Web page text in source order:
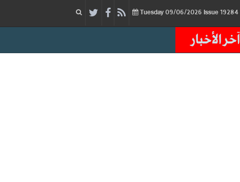
09/06/2026 Issue
آخر الأخبار